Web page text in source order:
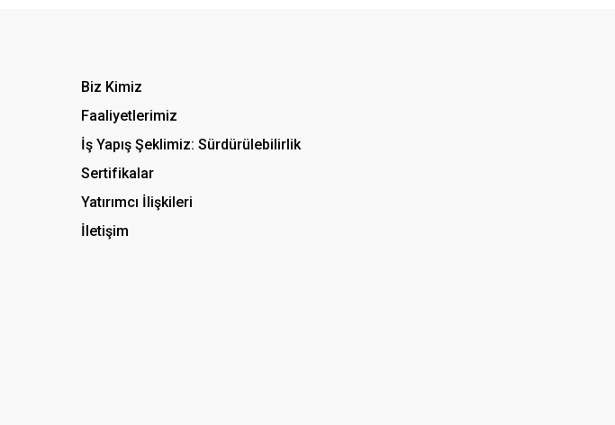
Biz Kimiz
Faaliyetlerimiz
İş Yapış Şeklimiz: Sürdürülebilirlik
Sertifikalar
Yatırımcı İlişkileri
İletişim